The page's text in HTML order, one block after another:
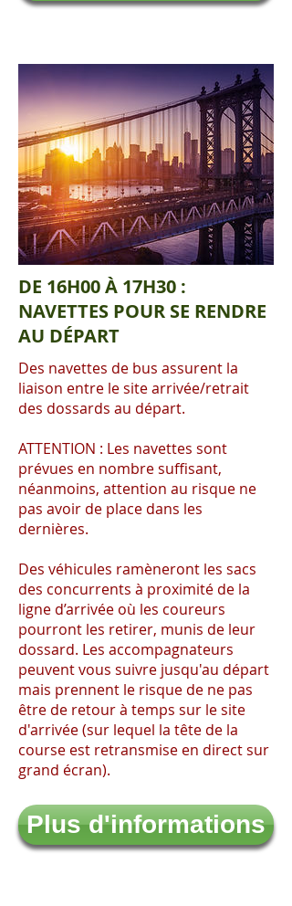
DE 16H00 À 17H30 :
NAVETTES POUR SE RENDRE
AU DÉPART
Des navettes de bus assurent la
liaison entre le site arrivée/retrait
des dossards au départ.
ATTENTION : Les navettes sont
prévues en nombre suffisant,
néanmoins, attention au risque ne
pas avoir de place dans les
dernières.
Des véhicules ramèneront les sacs
des concurrents à proximité de la
ligne d’arrivée où les coureurs
pourront les retirer, munis de leur
dossard. Les accompagnateurs
peuvent vous suivre jusqu'au départ
mais prennent le risque de ne pas
être de retour à temps sur le site
d'arrivée (sur lequel la tête de la
course est retransmise en direct sur
grand écran).
Plus d'informations